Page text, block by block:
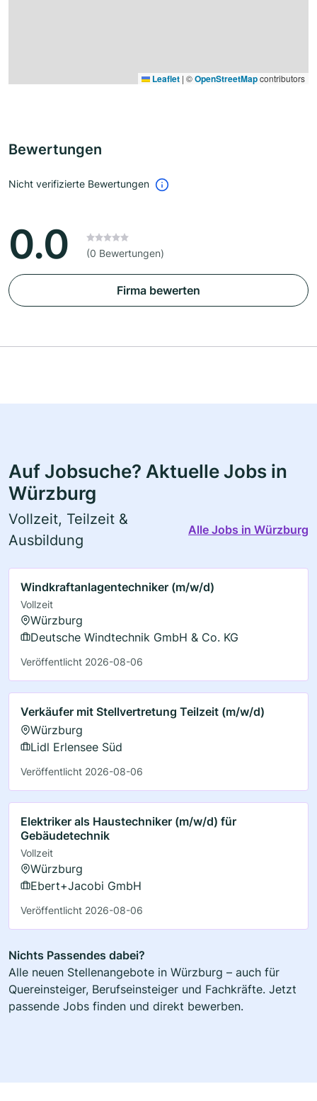
Leaflet | ©OpenStreetMapcontributors
Bewertungen
Nicht verifizierte Bewertungen
0.0 (0 Bewertungen)
Firma bewerten
Auf Jobsuche? Aktuelle Jobs in
Würzburg
Vollzeit, Teilzeit &
Ausbildung
Alle Jobs in Würzburg
Windkraftanlagentechniker (m/w/d)
Vollzeit
Würzburg
Deutsche Windtechnik GmbH & Co. KG
Veröffentlicht 2026-08-06
Verkäufer mit Stellvertretung Teilzeit (m/w/d)
Würzburg
Lidl Erlensee Süd
Veröffentlicht 2026-08-06
Elektriker als Haustechniker (m/w/d) für
Gebäudetechnik
Vollzeit
Würzburg
Ebert+Jacobi GmbH
Veröffentlicht 2026-08-06
Nichts Passendes dabei?
Alle neuen Stellenangebote in Würzburg – auch für
Quereinsteiger, Berufseinsteiger und Fachkräfte. Jetzt
passende Jobs finden und direkt bewerben.